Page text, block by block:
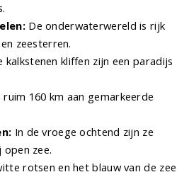
De onderwaterwereld is rijk
zeesterren.
kalkstenen kliffen zijn een paradijs
ruim 160 km aan gemarkeerde
In de vroege ochtend zijn ze
zee.
rotsen en het blauw van de zee